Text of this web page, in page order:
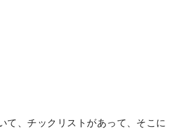
て、チックリストがあって、そこ